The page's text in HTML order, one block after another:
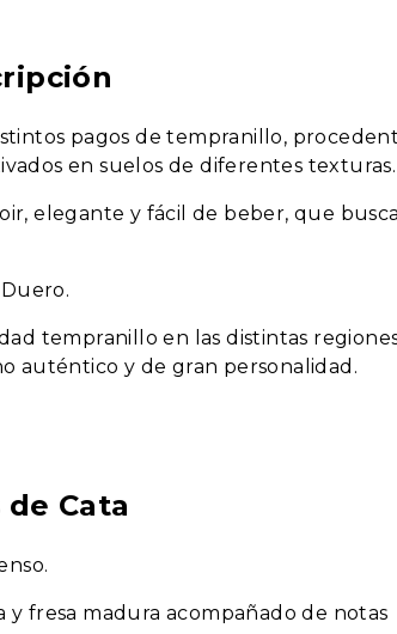
pagos de tempranillo,
en suelos de diferentes texturas.
elegante y fácil de beber, que busca
tempranillo en las distintas
auténtico y de gran personalidad.
Cata
fresa madura acompañado de notas